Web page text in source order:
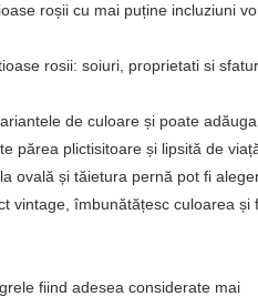
roșii cu mai puține incluziuni
de culoare și poate
părea plictisitoare și lipsită de
ovală și tăietura pernă pot fi
vintage, îmbunătățesc culoarea și
fiind adesea considerate mai